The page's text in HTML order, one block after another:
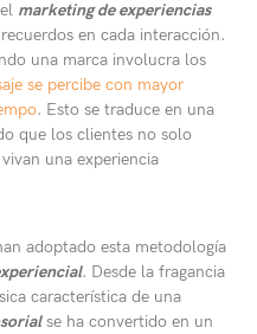
marketing de experiencias
en cada interacción.
una marca involucra los
se percibe con mayor
. Esto se traduce en una
que los clientes no solo
una experiencia
adoptado esta metodología
. Desde la fragancia
característica de una
se ha convertido en un